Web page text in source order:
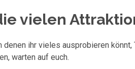
vielen
denen ihr vieles ausprobieren
warten auf euch.